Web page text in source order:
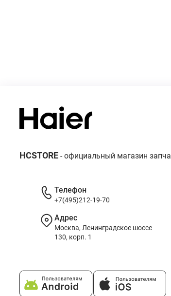
HCSTORE - официальный магазин
Телефон
+7(495)212-19-70
Адрес
Москва, Ленинградское шоссе
130, корп. 1